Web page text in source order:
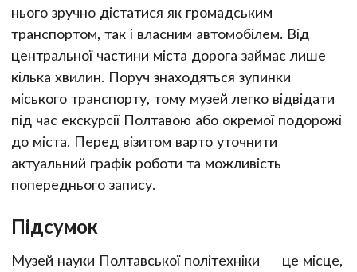
нього зручно дістатися як громадським
транспортом, так і власним автомобілем. Від
центральної частини міста дорога займає лише
кілька хвилин. Поруч знаходяться зупинки
міського транспорту, тому музей легко відвідати
під час екскурсії Полтавою або окремої подорожі
до міста. Перед візитом варто уточнити
актуальний графік роботи та можливість
попереднього запису.
Підсумок
Музей науки Полтавської політехніки — це місце,